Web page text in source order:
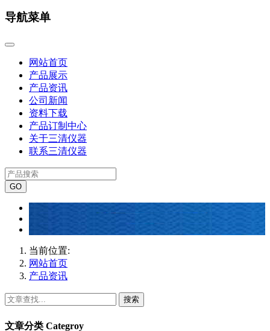
导航菜单
网站首页
产品展示
产品资讯
公司新闻
资料下载
产品订制中心
关于三清仪器
联系三清仪器
当前位置:
网站首页
产品资讯
搜索
文章分类 Categroy